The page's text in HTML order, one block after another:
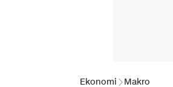
Ekonomi Makro